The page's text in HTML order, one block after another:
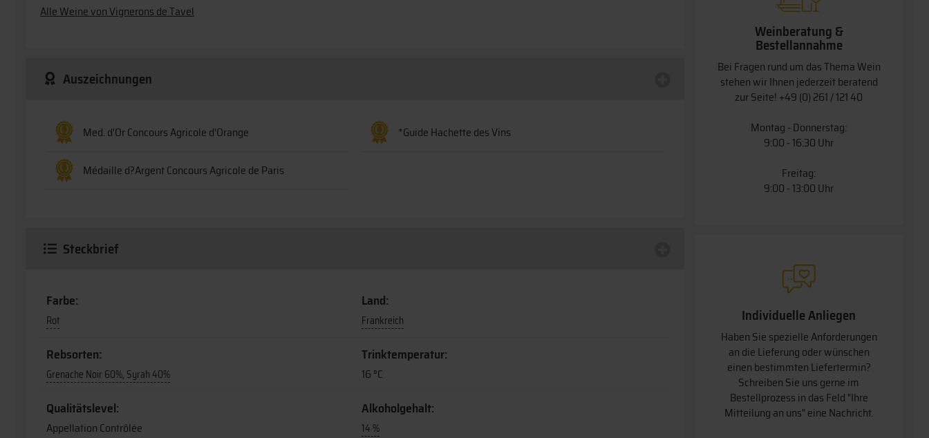
Alle Weine von Vignerons de Tavel
Auszeichnungen
Med. d'Or Concours Agricole d'Orange *Guide Hachette des Vins
Médaille d?Argent Concours Agricole de Paris
Steckbrief
Farbe:
Rot
Land:
Frankreich
Rebsorten:
Grenache Noir 60%, Syrah 40%
Trinktemperatur:
16 °C
Qualitätslevel:
Appellation Contrôlée
Alkoholgehalt:
14 %
Weinberatung &
Bestellannahme
Bei Fragen rund um das Thema Wein
stehen wir Ihnen jederzeit beratend
zur Seite! +49 (0) 261 / 121 40
Montag - Donnerstag:
9:00 - 16:30 Uhr
Freitag:
9:00 - 13:00 Uhr
Individuelle Anliegen
Haben Sie spezielle Anforderungen
an die Lieferung oder wünschen
einen bestimmten Liefertermin
Schreiben Sie uns gerne im
Bestellprozess in das Feld "Ihre
Mitteilung an uns" eine Nachricht.